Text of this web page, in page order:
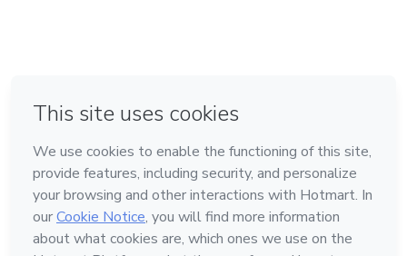
Hecho con❤ en Ciudad de México
Conoce Hotmart